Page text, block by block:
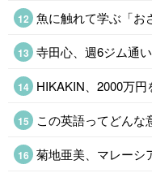
魚に触れて学ぶ「お
この英語ってどんな
菊地亜美、マレー